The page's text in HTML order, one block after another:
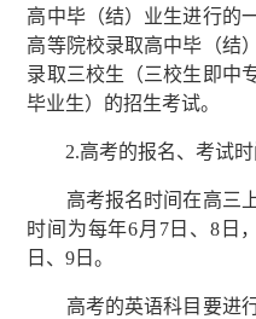
高中毕（结）业生进行的
高等院校录取高中毕（结
录取三校生（三校生即中
毕业生）的招生考试。
2.高考的报名、考试时
高考报名时间在高三上
时间为每年6月7日、8日
日、9日。
高考的英语科目要进行